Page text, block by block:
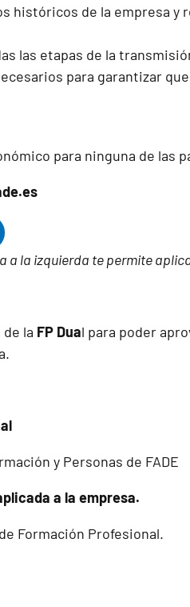
históricos de la empresa y
las etapas de la
para garantizar
para ninguna de las
a la izquierda te permite
la FP Dual para poder
y Personas de FADE
a la empresa.
Formación Profesional.